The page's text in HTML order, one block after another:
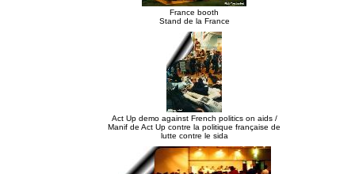
France booth
Stand de la France
Act Up demo against French politics on aids /
Manif de Act Up contre la politique française de
lutte contre le sida